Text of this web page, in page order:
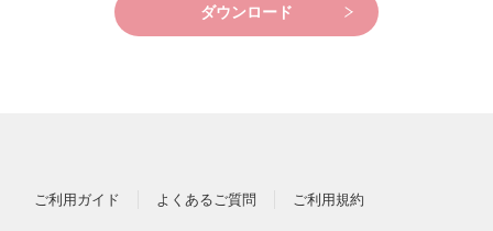
ダウンロード
ご利用ガイド よくあるご質問 ご利用規約